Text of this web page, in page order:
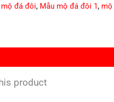
mộ đá đôi, Mẫu mộ đá đôi 1, mộ
product